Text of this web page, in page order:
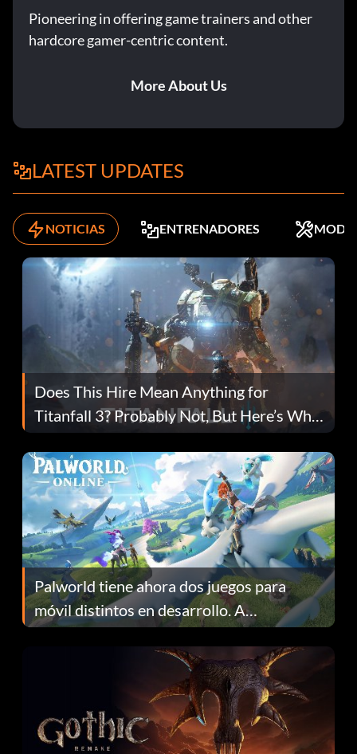
Pioneering in offering game trainers and other
hardcore gamer-centric content.
More About Us
LATEST UPDATES
NOTICIAS ENTRENADORES MODS
Does This Hire Mean Anything for
Titanfall 3? Probably Not, But Here’s Why
Fans Are Hopeful
Palworld tiene ahora dos juegos para
móvil distintos en desarrollo. A
continuación te explicamos por qué.